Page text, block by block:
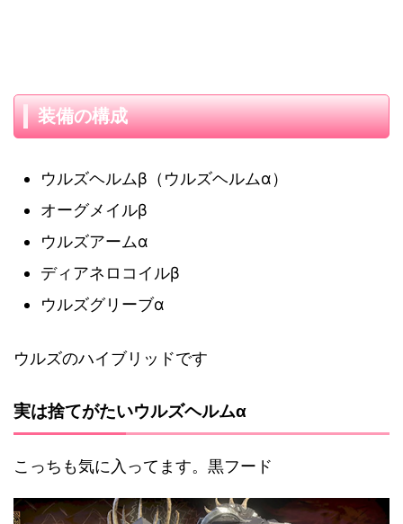
装備の構成
ウルズヘルムβ（ウルズヘルムα）
オーグメイルβ
ウルズアームα
ディアネロコイルβ
ウルズグリーブα
ウルズのハイブリッドです
実は捨てがたいウルズヘルムα
こっちも気に入ってます。黒フード